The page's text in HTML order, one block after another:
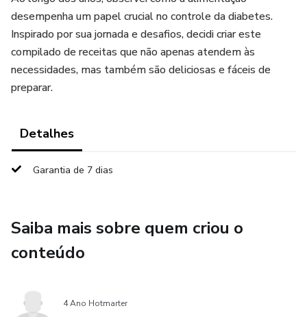
desempenha um papel crucial no controle da diabetes.
Inspirado por sua jornada e desafios, decidi criar este
compilado de receitas que não apenas atendem às
necessidades, mas também são deliciosas e fáceis de
preparar.
Detalhes
Garantia de 7 dias
Saiba mais sobre quem criou o
conteúdo
4 Ano Hotmarter